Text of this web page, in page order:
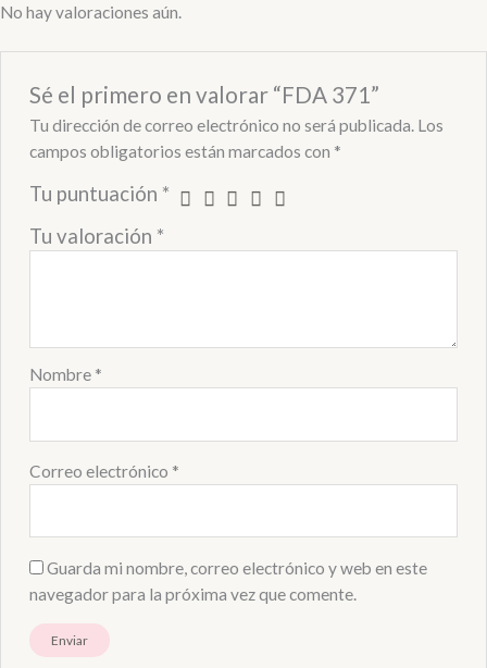
No hay valoraciones aún.
Sé el primero en valorar “FDA 371”
Tu dirección de correo electrónico no será publicada. Los
campos obligatorios están marcados con *
Tu puntuación *
Tu valoración *
Nombre *
Correo electrónico *
Guarda mi nombre, correo electrónico y web en este
navegador para la próxima vez que comente.